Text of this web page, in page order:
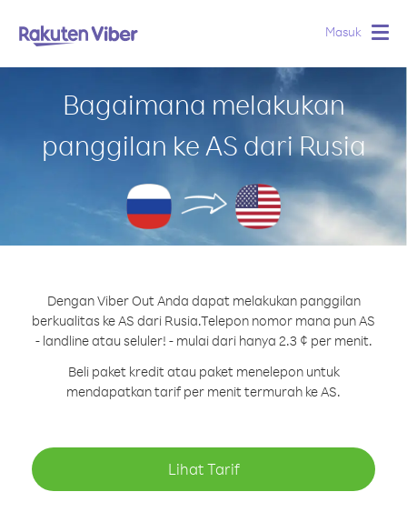
Masuk
Bagaimana melakukan
panggilan ke AS dari Rusia
Dengan Viber Out Anda dapat melakukan panggilan
berkualitas ke AS dari Rusia.Telepon nomor mana pun AS
- landline atau seluler! - mulai dari hanya 2.3 ¢ per menit.
Beli paket kredit atau paket menelepon untuk
mendapatkan tarif per menit termurah ke AS.
Lihat Tarif